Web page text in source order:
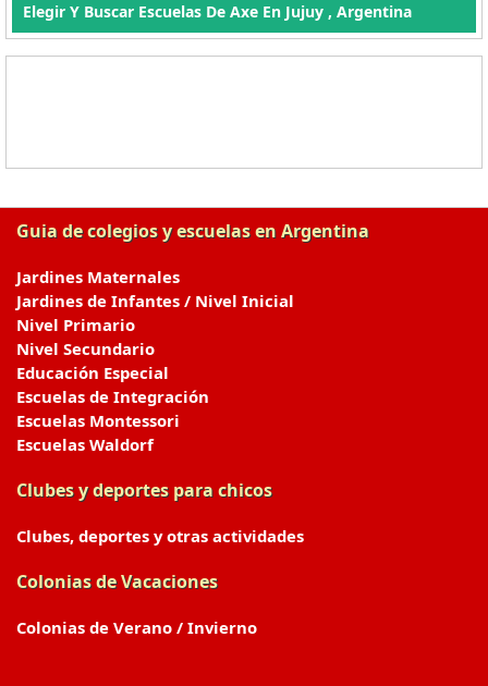
Elegir Y Buscar Escuelas De Axe En Jujuy , Argentina
Guia de colegios y escuelas en Argentina
Jardines Maternales
Jardines de Infantes / Nivel Inicial
Nivel Primario
Nivel Secundario
Educación Especial
Escuelas de Integración
Escuelas Montessori
Escuelas Waldorf
Clubes y deportes para chicos
Clubes, deportes y otras actividades
Colonias de Vacaciones
Colonias de Verano / Invierno